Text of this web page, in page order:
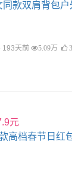
同款双肩背包
193天前 5.09万 3
元
高档春节日红